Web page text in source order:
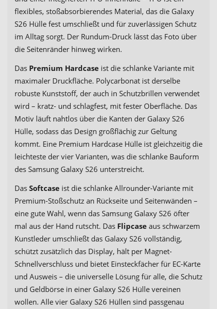
flexibles, stoßabsorbierendes Material, das die Galaxy
S26 Hülle fest umschließt und für zuverlässigen Schutz
im Alltag sorgt. Der Rundum-Druck lässt das Foto über
die Seitenränder hinweg wirken.
Das Premium Hardcase ist die schlanke Variante mit
maximaler Druckfläche. Polycarbonat ist derselbe
robuste Kunststoff, der auch in Schutzbrillen verwendet
wird – kratz- und schlagfest, mit fester Oberfläche. Das
Motiv läuft nahtlos über die Kanten der Galaxy S26
Hülle, sodass das Design großflächig zur Geltung
kommt. Eine Premium Hardcase Hülle ist gleichzeitig die
leichteste der vier Varianten, was die schlanke Bauform
des Samsung Galaxy S26 unterstreicht.
Das Softcase ist die schlanke Allrounder-Variante mit
Premium-Stoßschutz an Rückseite und Seitenwänden –
eine gute Wahl, wenn das Samsung Galaxy S26 öfter
mal aus der Hand rutscht. Das Flipcase aus schwarzem
Kunstleder umschließt das Galaxy S26 vollständig,
schützt zusätzlich das Display, hält per Magnet-
Schnellverschluss und bietet Einsteckfächer für EC-Karte
und Ausweis – die universelle Lösung für alle, die Schutz
und Geldbörse in einer Galaxy S26 Hülle vereinen
wollen. Alle vier Galaxy S26 Hüllen sind passgenau